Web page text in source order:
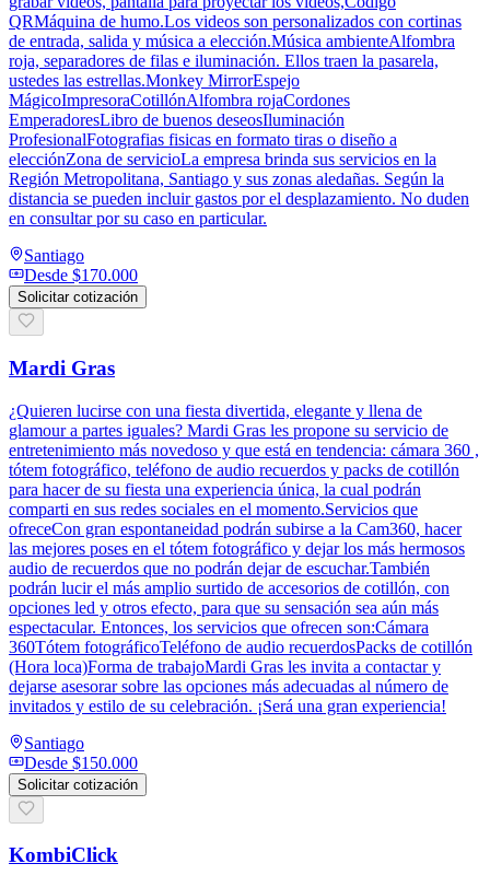
QRMáquina de humo.Los videos son personalizados con cortinas
de entrada, salida y música a elección.Música ambienteAlfombra
roja, separadores de filas e iluminación. Ellos traen la pasarela,
ustedes las estrellas.Monkey MirrorEspejo
MágicoImpresoraCotillónAlfombra rojaCordones
EmperadoresLibro de buenos deseosIluminación
ProfesionalFotografias fisicas en formato tiras o diseño a
elecciónZona de servicioLa empresa brinda sus servicios en la
Región Metropolitana, Santiago y sus zonas aledañas. Según la
distancia se pueden incluir gastos por el desplazamiento. No duden
en consultar por su caso en particular.
Santiago
Desde $170.000
Solicitar cotización
Mardi Gras
¿Quieren lucirse con una fiesta divertida, elegante y llena de
glamour a partes iguales? Mardi Gras les propone su servicio de
entretenimiento más novedoso y que está en tendencia: cámara 360 ,
tótem fotográfico, teléfono de audio recuerdos y packs de cotillón
para hacer de su fiesta una experiencia única, la cual podrán
comparti en sus redes sociales en el momento.Servicios que
ofreceCon gran espontaneidad podrán subirse a la Cam360, hacer
las mejores poses en el tótem fotográfico y dejar los más hermosos
audio de recuerdos que no podrán dejar de escuchar.También
podrán lucir el más amplio surtido de accesorios de cotillón, con
opciones led y otros efecto, para que su sensación sea aún más
espectacular. Entonces, los servicios que ofrecen son:Cámara
360Tótem fotográficoTeléfono de audio recuerdosPacks de cotillón
(Hora loca)Forma de trabajoMardi Gras les invita a contactar y
dejarse asesorar sobre las opciones más adecuadas al número de
invitados y estilo de su celebración. ¡Será una gran experiencia!
Santiago
Desde $150.000
Solicitar cotización
KombiClick